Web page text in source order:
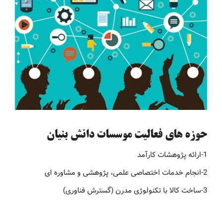
حوزه های فعالیت موسسات دانش بنیان
1-ارائه پژوهشات کارآمد
2-انجام خدمات اختصاصی علمی، پژوهشی و مشاوره ای
3-ساخت کالا با تکنولوژی مدرن (گسترش فناوری)